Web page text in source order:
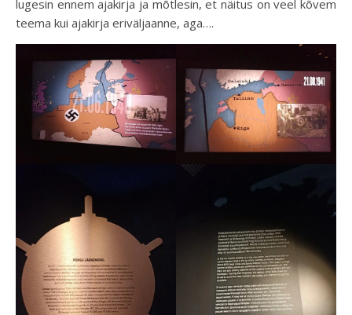
lugesin ennem ajakirja ja mõtlesin, et näitus on veel kõvem
teema kui ajakirja eriväljaanne, aga….